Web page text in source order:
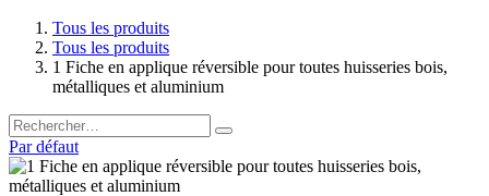
Tous les produits
Tous les produits
1 Fiche en applique réversible pour toutes huisseries bois,
métalliques et aluminium
Par défaut